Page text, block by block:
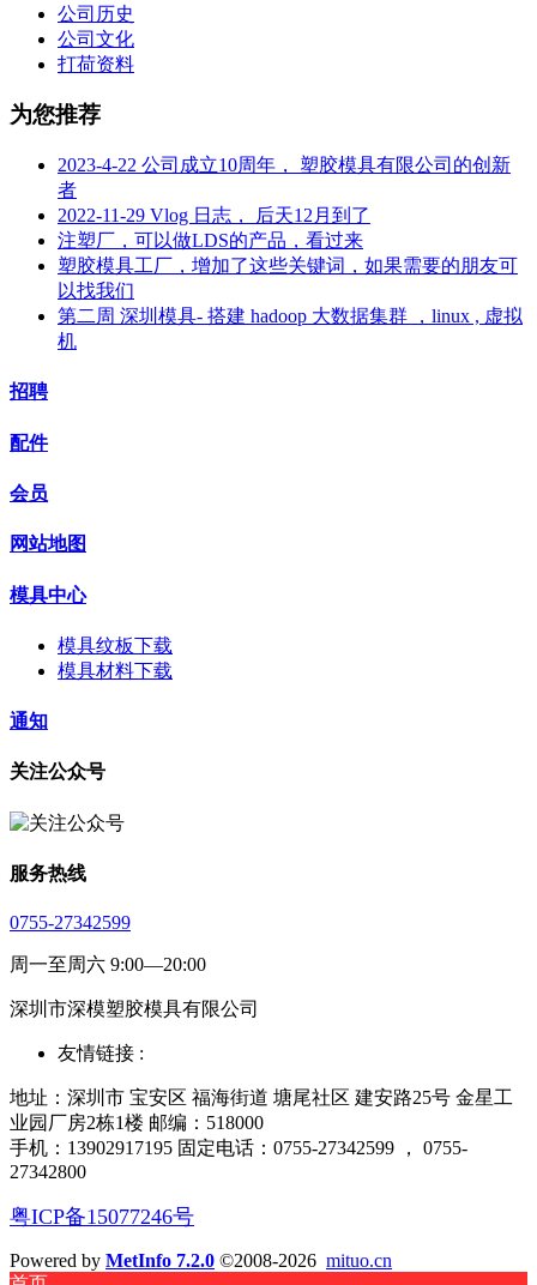
公司历史
公司文化
打荷资料
为您推荐
2023-4-22 公司成立10周年， 塑胶模具有限公司的创新
者
2022-11-29 Vlog 日志， 后天12月到了
注塑厂，可以做LDS的产品，看过来
塑胶模具工厂，增加了这些关键词，如果需要的朋友可
以找我们
第二周 深圳模具- 搭建 hadoop 大数据集群 ，linux , 虚拟
机
招聘
配件
会员
网站地图
模具中心
模具纹板下载
模具材料下载
通知
关注公众号
服务热线
0755-27342599
周一至周六 9:00—20:00
深圳市深模塑胶模具有限公司
友情链接 :
地址：深圳市 宝安区 福海街道 塘尾社区 建安路25号 金星工
业园厂房2栋1楼 邮编：518000
手机：13902917195 固定电话：0755-27342599 ， 0755-
27342800
粤ICP备15077246号
Powered by MetInfo 7.2.0 ©2008-2026 mituo.cn